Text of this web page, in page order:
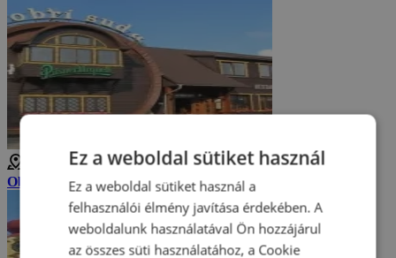
Obří sud (Óriáshordó)
Ez a weboldal sütiket használ
Ez a weboldal sütiket használ a
felhasználói élmény javítása érdekében. A
weboldalunk használatával Ön hozzájárul
az összes süti használatához, a Cookie